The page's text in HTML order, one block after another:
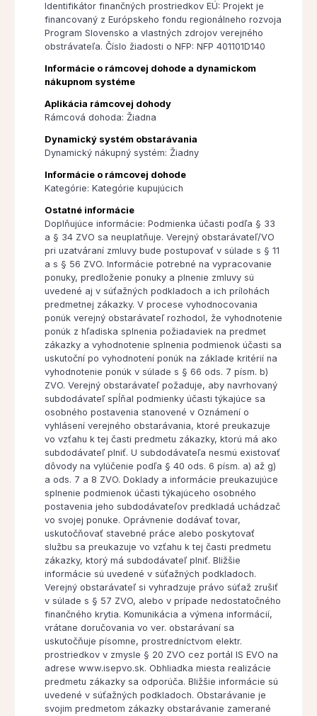
Identifikátor finančných prostriedkov EÚ: Projekt je
financovaný z Európskeho fondu regionálneho rozvoja
Program Slovensko a vlastných zdrojov verejného
obstrávateľa. Číslo žiadosti o NFP: NFP 401101D140
Informácie o rámcovej dohode a dynamickom
nákupnom systéme
Aplikácia rámcovej dohody
Rámcová dohoda: Žiadna
Dynamický systém obstarávania
Dynamický nákupný systém: Žiadny
Informácie o rámcovej dohode
Kategórie: Kategórie kupujúcich
Ostatné informácie
Doplňujúce informácie: Podmienka účasti podľa § 33
a § 34 ZVO sa neuplatňuje. Verejný obstarávateľ/VO
pri uzatváraní zmluvy bude postupovať v súlade s § 11
a s § 56 ZVO. Informácie potrebné na vypracovanie
ponuky, predloženie ponuky a plnenie zmluvy sú
uvedené aj v súťažných podkladoch a ich prílohách
predmetnej zákazky. V procese vyhodnocovania
ponúk verejný obstarávateľ rozhodol, že vyhodnotenie
ponúk z hľadiska splnenia požiadaviek na predmet
zákazky a vyhodnotenie splnenia podmienok účasti sa
uskutoční po vyhodnotení ponúk na základe kritérií na
vyhodnotenie ponúk v súlade s § 66 ods. 7 písm. b)
ZVO. Verejný obstarávateľ požaduje, aby navrhovaný
subdodávateľ spĺňal podmienky účasti týkajúce sa
osobného postavenia stanovené v Oznámení o
vyhlásení verejného obstarávania, ktoré preukazuje
vo vzťahu k tej časti predmetu zákazky, ktorú má ako
subdodávateľ plniť. U subdodávateľa nesmú existovať
dôvody na vylúčenie podľa § 40 ods. 6 písm. a) až g)
a ods. 7 a 8 ZVO. Doklady a informácie preukazujúce
splnenie podmienok účasti týkajúceho osobného
postavenia jeho subdodávateľov predkladá uchádzač
vo svojej ponuke. Oprávnenie dodávať tovar,
uskutočňovať stavebné práce alebo poskytovať
službu sa preukazuje vo vzťahu k tej časti predmetu
zákazky, ktorý má subdodávateľ plniť. Bližšie
informácie sú uvedené v súťažných podkladoch.
Verejný obstarávateľ si vyhradzuje právo súťaž zrušiť
v súlade s § 57 ZVO, alebo v prípade nedostatočného
finančného krytia. Komunikácia a výmena informácií,
vrátane doručovania vo ver. obstarávaní sa
uskutočňuje písomne, prostredníctvom elektr.
prostriedkov v zmysle § 20 ZVO cez portál IS EVO na
adrese www.isepvo.sk. Obhliadka miesta realizácie
predmetu zákazky sa odporúča. Bližšie informácie sú
uvedené v súťažných podkladoch. Obstarávanie je
svojim predmetom zákazky obstarávanie zamerané